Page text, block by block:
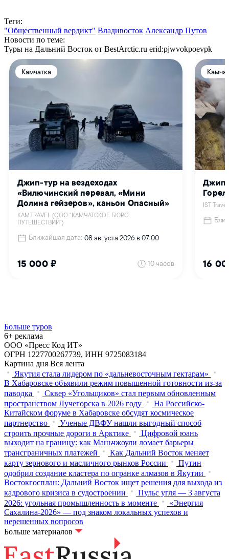
Теги:
"Общественный вердикт" Владивосток Александр Путов
Новости по теме:
Туры на Дальний Восток от BestArctic.ru erid:pjwvokpoevpk
Больше туров
6+ реклама
ООО «Пресс Код ИТ»
ОГРН 1227700267739, ИНН 9725083184
Картина дня Вся лента
Якутия стала лидером по «дальневосточным гектарам»
В Хабаровске объявили режим повышенной готовности из‑за
паводка
Сквер «Угольщиков» стал первым обновленным
пространством Лучегорска в 2026 году
На Российско-
Китайском форуме в Хабаровске обсудят космическое
партнерство
Ученые ДВФУ нашли выгодный способ
строить прочные дороги в Арктике
Цифровой юань
выходит на границу: как Маньчжоули ломает барьеры
трансграничных платежей
Как Дальний Восток меняет
карту зернового и масличного рынков России
Путин
одобрил создание кластера по огранке алмазов в Якутии
Востокгосплан: Дальний Восток ищет решения для выхода из
кадрового кризиса в судостроении
Пульс угля — 3 августа
2026: угольная промышленность в моменте
«Энергия
Сахалина-2026» — под знаком локальных успехов и
нерешенных вопросов
Больше материалов